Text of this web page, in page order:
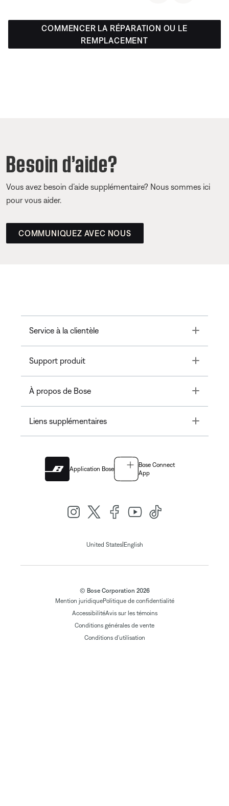
COMMENCER LA RÉPARATION OU LE
REMPLACEMENT
Besoin d’aide?
Vous avez besoin d’aide supplémentaire? Nous sommes ici
pour vous aider.
COMMUNIQUEZ AVEC NOUS
Service à la clientèle Toggle
Support produit Toggle
À propos de Bose Toggle
Liens supplémentaires Toggle
Application Bose
Bose Connect
App
United States| English
© Bose Corporation 2026
Mention juridiquePolitique de confidentialité
AccessibilitéAvis sur les témoins
Conditions générales de vente
Conditions d'utilisation